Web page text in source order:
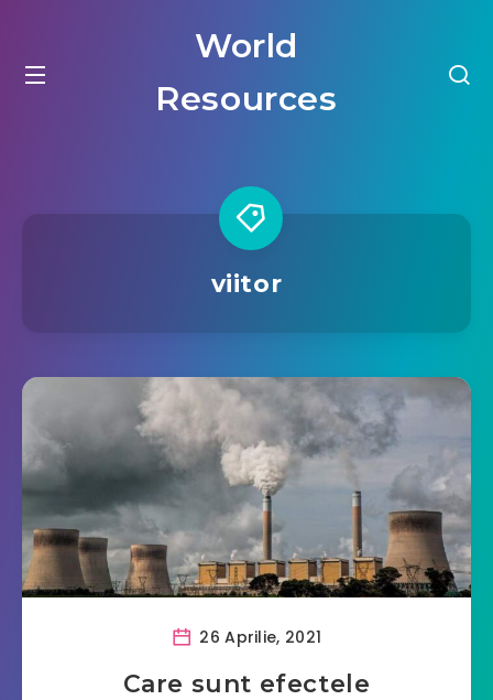
World
Resources
viitor
26 Aprilie, 2021
Care sunt efectele